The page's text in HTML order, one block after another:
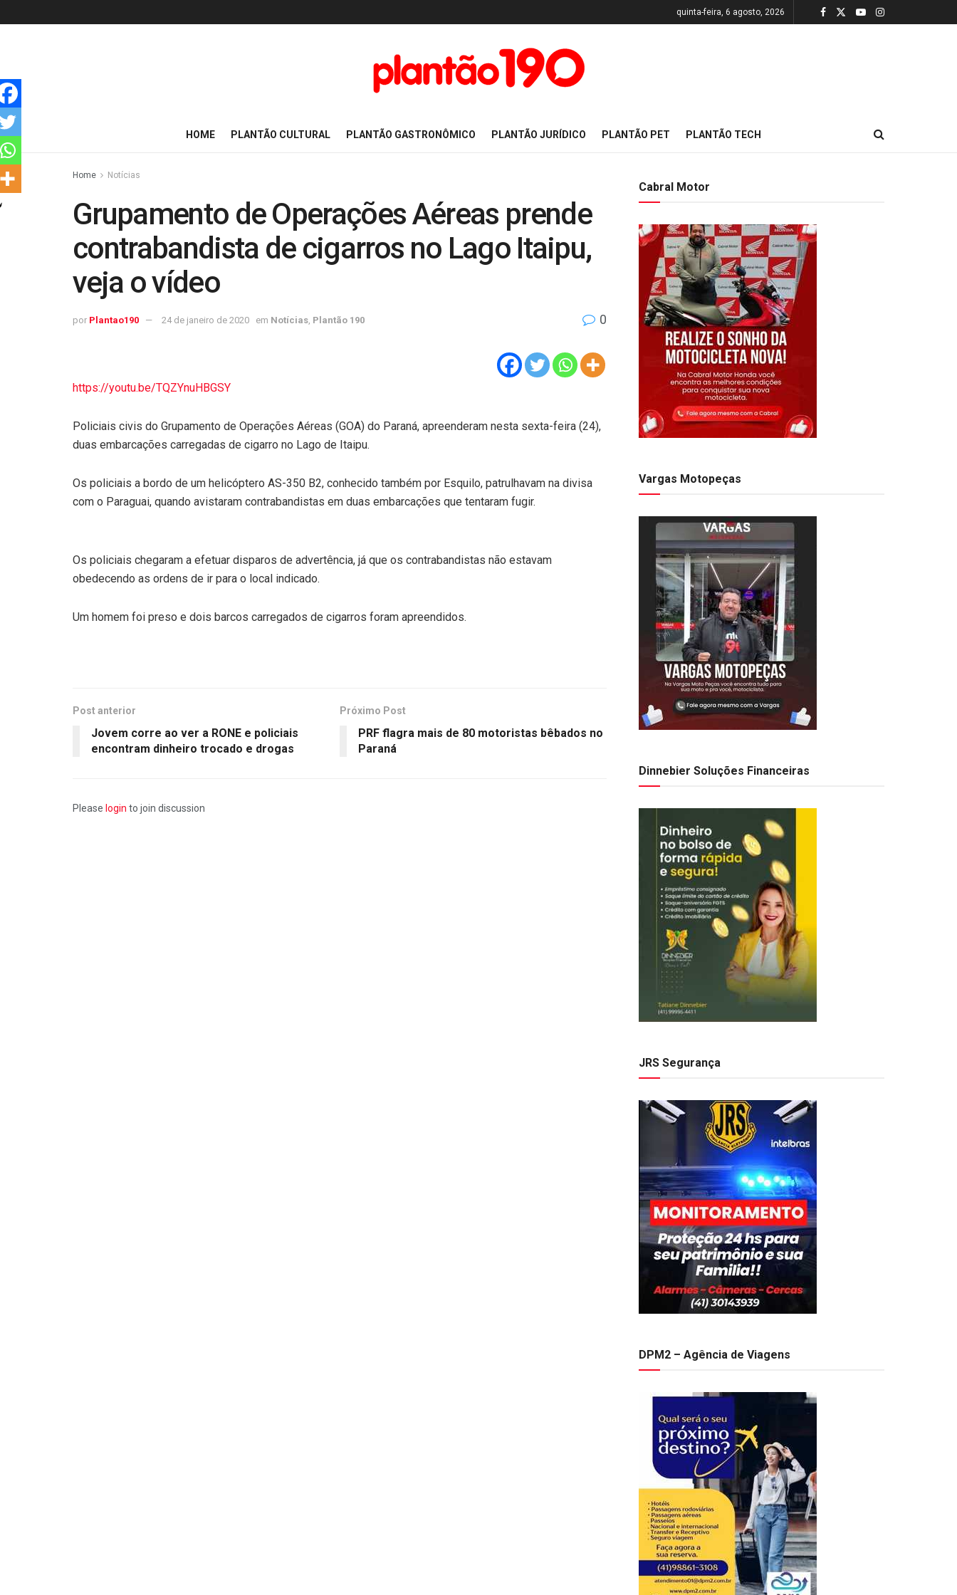
quinta-feira, 6 agosto, 2026
HOME PLANTÃO CULTURAL PLANTÃO GASTRONÔMICO PLANTÃO JURÍDICO PLANTÃO PET PLANTÃO TECH
Home Notícias
Grupamento de Operações Aéreas prende
contrabandista de cigarros no Lago Itaipu,
veja o vídeo
por Plantao190 24 de janeiro de 2020 em Notícias Plantão 190 0
https://youtu.be/TQZYnuHBGSY
Policiais civis do Grupamento de Operações Aéreas (GOA) do Paraná, apreenderam nesta sexta-feira (24),
duas embarcações carregadas de cigarro no Lago de Itaipu.
Os policiais a bordo de um helicóptero AS-350 B2, conhecido também por Esquilo, patrulhavam na divisa
com o Paraguai, quando avistaram contrabandistas em duas embarcações que tentaram fugir.
Os policiais chegaram a efetuar disparos de advertência, já que os contrabandistas não estavam
obedecendo as ordens de ir para o local indicado.
Um homem foi preso e dois barcos carregados de cigarros foram apreendidos.
Post anterior
Jovem corre ao ver a RONE e policiais
encontram dinheiro trocado e drogas
Próximo Post
PRF flagra mais de 80 motoristas bêbados no
Paraná
Please login to join discussion
Cabral Motor
Vargas Motopeças
Dinnebier Soluções Financeiras
JRS Segurança
DPM2 – Agência de Viagens